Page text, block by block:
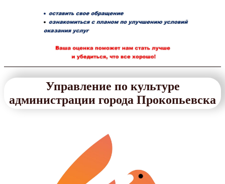
Управление по культуре
администрации города Прокопьевска